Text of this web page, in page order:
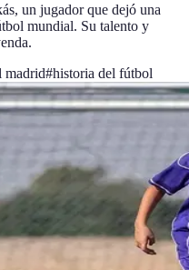
un jugador que dejó una
mundial. Su talento y
madrid#historia del fútbol